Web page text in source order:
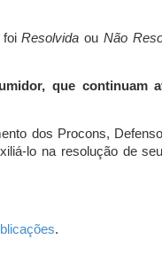
foiResolvida ou Não
que continuam
dos Procons,
lo na resolução de
.